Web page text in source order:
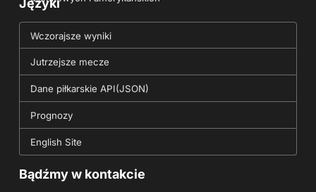
Języki
Wczorajsze wyniki
Jutrzejsze mecze
Dane piłkarskie API(JSON)
Prognozy
English Site
Bądźmy w kontakcie